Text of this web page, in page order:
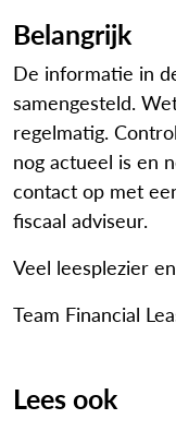
Belangrijk
De informatie in
samengesteld.
regelmatig.
nog actueel is en
contact op met
fiscaal adviseur.
Veel leesplezier
Team Financial
Lees ook